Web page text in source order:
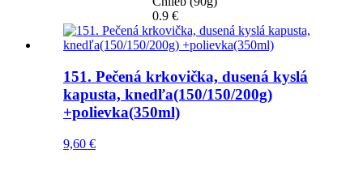
0.9 €
151. Pečená krkovička, dusená kyslá
kapusta, knedľa(150/150/200g)
+polievka(350ml)
9,60 €